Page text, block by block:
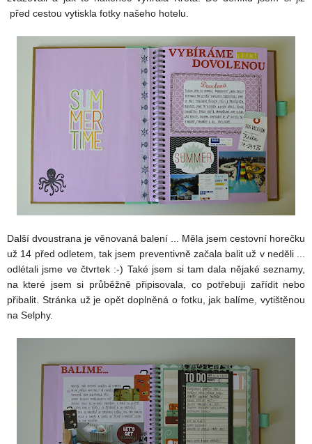
před cestou vytiskla fotky našeho hotelu.
Další dvoustrana je věnovaná balení ... Měla jsem cestovní horečku
už 14 před odletem, tak jsem preventivně začala balit už v neděli ...
odlétali jsme ve čtvrtek :-) Také jsem si tam dala nějaké seznamy,
na které jsem si průběžně připisovala, co potřebuji zařídit nebo
přibalit. Stránka už je opět doplněná o fotku, jak balíme, vytištěnou
na Selphy.